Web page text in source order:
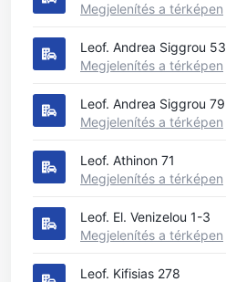
Megjelenítés a térképen
Leof. Andrea Siggrou 53
Megjelenítés a térképen
Leof. Andrea Siggrou 79
Megjelenítés a térképen
Leof. Athinon 71
Megjelenítés a térképen
Leof. El. Venizelou 1-3
Megjelenítés a térképen
Leof. Kifisias 278